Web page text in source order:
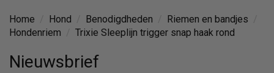
Home Hond Benodigdheden Riemen en bandjes
Hondenriem
Trixie Sleeplijn trigger snap haak rond
Nieuwsbrief